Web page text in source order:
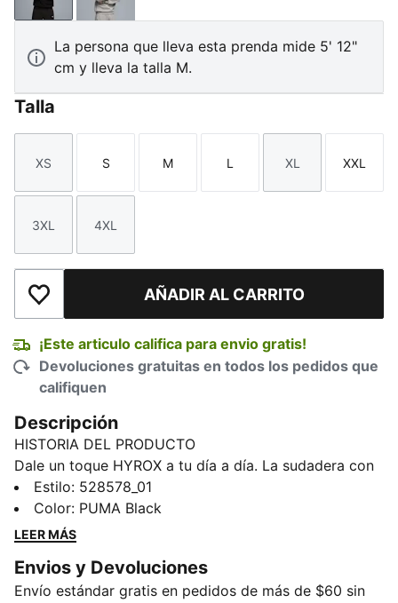
La persona que lleva esta prenda mide 5' 12"
cm y lleva la talla M.
Talla
Talla
XS
Talla
S
Talla
M
Talla
L
Talla
XL
Talla
XXL
Talla
3XL
Talla
4XL
Añadir a la lista de deseosAÑADIR AL CARRITO
¡Este articulo califica para envio gratis!
Devoluciones gratuitas en todos los pedidos que
califiquen
Descripción
HISTORIA DEL PRODUCTO
Dale un toque HYROX a tu día a día. La sudadera con
capucha PUMA x HYROX te mantiene abrigado con
aislamiento térmico y elasticidad suave, ideal para
calentar o entrenar en climas fríos. Disfruta de una
carreras, ya sea para relajarte, prepararte o
simplemente para pasar el rato.
Estilo: 528578_01
Color: PUMA Black
LEER MÁS
Envios y Devoluciones
Envío estándar gratis en pedidos de más de $60 sin